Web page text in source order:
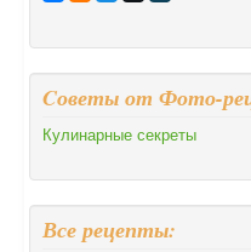
Cоветы от Фото-
Кулинарные секреты
Все рецепты: